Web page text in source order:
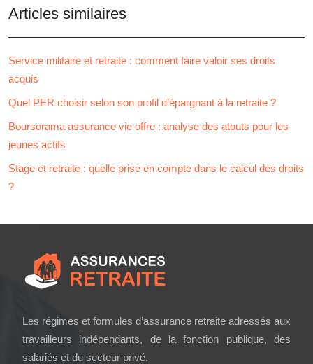
Articles similaires
Service militaire et retraite : comment faire valoir ses droits
acquis
Quel PER choisir selon son profil d’épargnant à la retraite ?
Boursorama assurance vie offre : analyse des atouts pour les
jeunes actifs
Stage et retraite : quelle prise en compte dans le calcul des droits
?
Les régimes et formules d’assurance retraite adressés aux
travailleurs indépendants, de la fonction publique, des
salariés et du secteur privé.